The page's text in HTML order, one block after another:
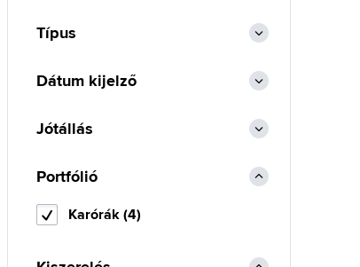
Típus
Dátum kijelző
Jótállás
Portfólió
Karórák (4)